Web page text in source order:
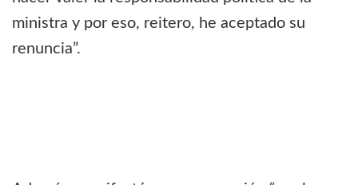
ministra y por eso, reitero, he aceptado su
renuncia”.